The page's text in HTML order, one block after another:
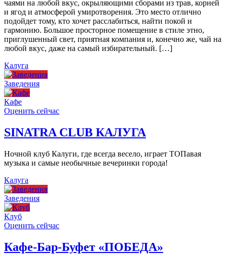
чаями на любой вкус, окрыляющими сборами из трав, корней
и ягод и атмосферой умиротворения. Это место отлично
подойдет тому, кто хочет расслабиться, найти покой и
гармонию. Большое просторное помещение в стиле этно,
приглушенный свет, приятная компания и, конечно же, чай на
любой вкус, даже на самый избирательный. […]
Калуга
Заведения
Кафе
Оценить сейчас
SINATRA CLUB КАЛУГА
Ночной клуб Калуги, где всегда весело, играет ТОПавая
музыка и самые необычные вечеринки города!
Калуга
Заведения
Клуб
Оценить сейчас
Кафе-Бар-Буфет «ПОБЕДА»